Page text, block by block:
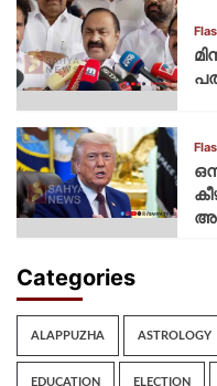
Categories
ALAPPUZHA ASTROLOGY
EDUCATION ELECTION